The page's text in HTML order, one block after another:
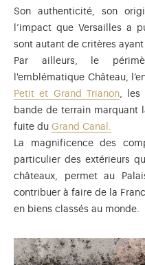
Son authenticité, son
l’impact que Versailles a
sont autant de critères
Par ailleurs, le
l'emblématique Château,
Petit et Grand Trianon, les
bande de terrain marquant
fuite du Grand Canal.
La magnificence des
particulier des extérieurs
châteaux, permet au
contribuer à faire de la
en biens classés au monde.